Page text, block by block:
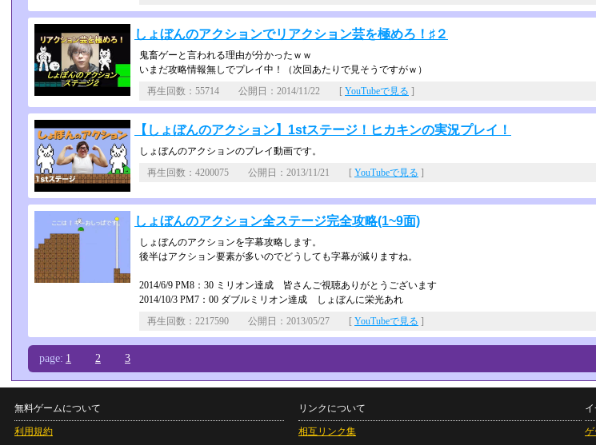
しょぼんのアクションでリアクション芸を極めろ！♯２
鬼畜ゲーと言われる理由が分かったｗｗ
いまだ攻略情報無しでプレイ中！（次回あたりで見そうですがｗ）
再生回数：55714 公開日：2014/11/22 [ YouTubeで見る ]
【しょぼんのアクション】1stステージ！ヒカキンの実況プレイ！
しょぼんのアクションのプレイ動画です。
再生回数：4200075 公開日：2013/11/21 [ YouTubeで見る ]
しょぼんのアクション全ステージ完全攻略(1~9面)
しょぼんのアクションを字幕攻略します。
後半はアクション要素が多いのでどうしても字幕が減りますね。
2014/6/9 PM8：30 ミリオン達成 皆さんご視聴ありがとうございます
2014/10/3 PM7：00 ダブルミリオン達成 しょぼんに栄光あれ
再生回数：2217590 公開日：2013/05/27 [ YouTubeで見る ]
page: 1 2 3
無料ゲームについて
利用規約
リンクについて
相互リンク集